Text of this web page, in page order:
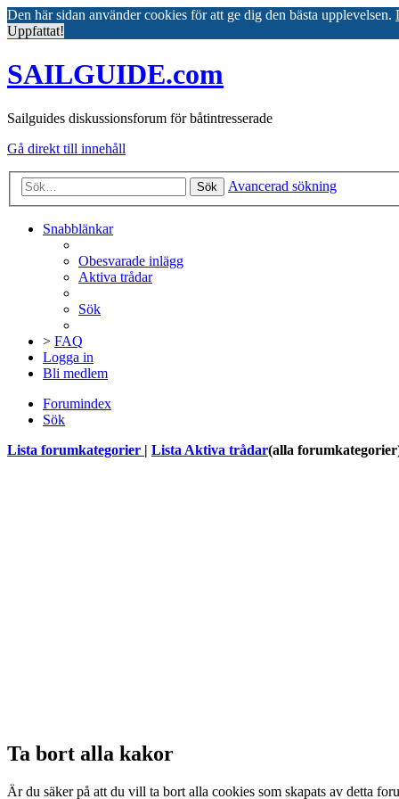
Den här sidan använder cookies för att ge dig den bästa upplevelsen.
Uppfattat!
SAILGUIDE.com
Sailguides diskussionsforum för båtintresserade
Gå direkt till innehåll
Sök Avancerad sökning
Snabblänkar
Obesvarade inlägg
Aktiva trådar
Sök
> FAQ
Logga in
Bli medlem
Forumindex
Sök
Lista forumkategorier
Lista Aktiva trådar(alla
Ta bort alla kakor
Är du säker på att du vill ta bort alla cookies som skapats av detta